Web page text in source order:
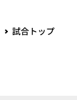
試合トップ